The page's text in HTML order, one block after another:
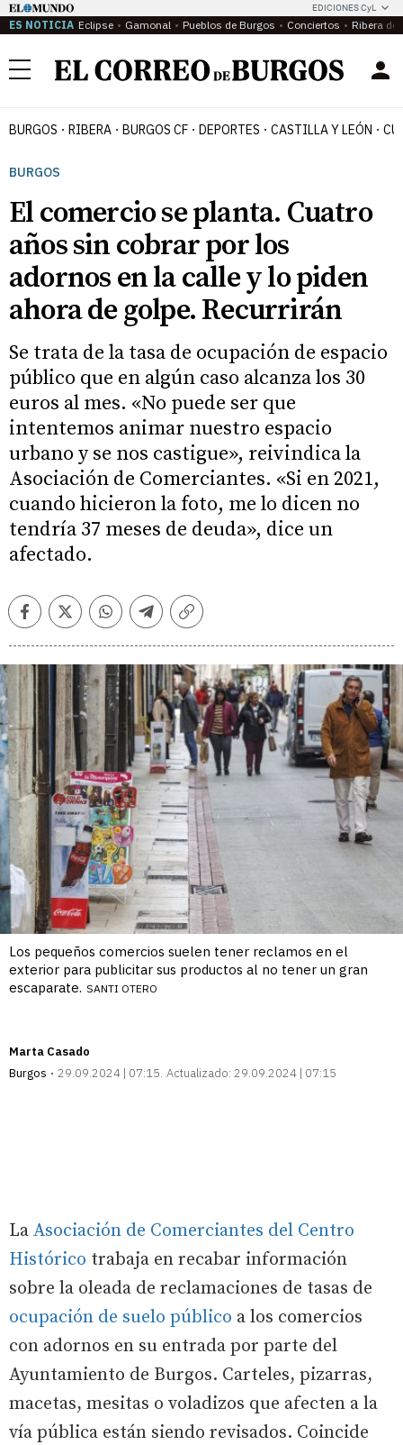
EDICIONES CyL
ES NOTICIA Eclipse Gamonal Pueblos de Burgos Conciertos Ribera del
Menú
BURGOS RIBERA BURGOS CF DEPORTES CASTILLA Y LEÓN
BURGOS
El comercio se planta. Cuatro
años sin cobrar por los
adornos en la calle y lo piden
ahora de golpe. Recurrirán
Se trata de la tasa de ocupación de espacio
público que en algún caso alcanza los 30
euros al mes. «No puede ser que
intentemos animar nuestro espacio
urbano y se nos castigue», reivindica la
Asociación de Comerciantes. «Si en 2021,
cuando hicieron la foto, me lo dicen no
tendría 37 meses de deuda», dice un
afectado.
FacebookTwitterWhatsappTelegramCopiar
Los pequeños comercios suelen tener reclamos en el
exterior para publicitar sus productos al no tener un gran
escaparate. SANTI OTERO
Marta Casado
Burgos
29.09.2024 | 07:15 Actualizado: 29.09.2024 | 07:15
La Asociación de Comerciantes del Centro
Histórico trabaja en recabar información
sobre la oleada de reclamaciones de tasas de
ocupación de suelo público a los comercios
con adornos en su entrada por parte del
Ayuntamiento de Burgos. Carteles, pizarras,
macetas, mesitas o voladizos que afecten a la
vía pública están siendo revisados. Coincide